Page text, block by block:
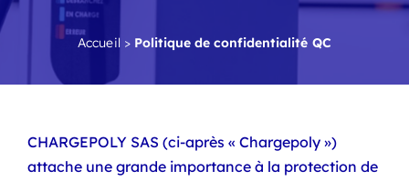
Accueil> Politique de confidentialité QC
CHARGEPOLY SAS (ci-après « Chargepoly »)
attache une grande importance à la protection de